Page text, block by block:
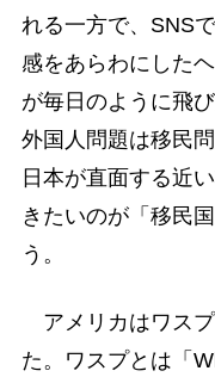
れる一方で、SNS
感をあらわにした
が毎日のように飛
外国人問題は移民
日本が直面する近
きたいのが「移民
う。
アメリカはワスプ
た。ワスプとは「